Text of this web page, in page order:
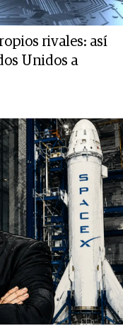
rivales: así
Unidos a